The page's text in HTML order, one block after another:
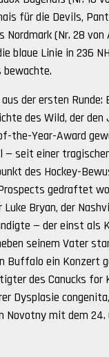
für die Devils,
Nordmark (Nr. 28
blaue Linie in 236
bewachte.
der ersten Runde:
des Wild, der den
the-Year-Award
— seit einer
des Hockey-
gedraftet
Bryan, der
— der einst als
seinem Vater
Buffalo ein Konzert
des Canucks for
Dysplasie
Novotny mit dem 24.